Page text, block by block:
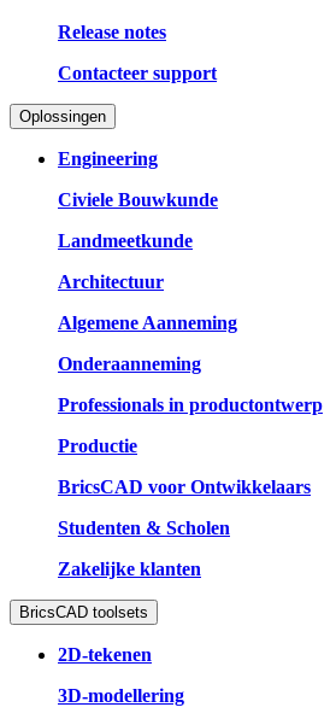
Release notes
Contacteer support
Oplossingen
Engineering
Civiele Bouwkunde
Landmeetkunde
Architectuur
Algemene Aanneming
Onderaanneming
Professionals in productontwerp
Productie
BricsCAD voor Ontwikkelaars
Studenten & Scholen
Zakelijke klanten
BricsCAD toolsets
2D-tekenen
3D-modellering